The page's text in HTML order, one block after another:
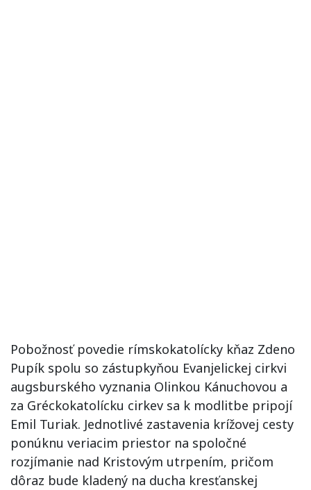
Pobožnosť povedie rímskokatolícky kňaz Zdeno
Pupík spolu so zástupkyňou Evanjelickej cirkvi
augsburského vyznania Olinkou Kánuchovou a
za Gréckokatolícku cirkev sa k modlitbe pripojí
Emil Turiak. Jednotlivé zastavenia krížovej cesty
ponúknu veriacim priestor na spoločné
rozjímanie nad Kristovým utrpením, pričom
dôraz bude kladený na ducha kresťanskej